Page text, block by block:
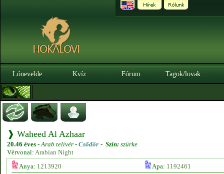
Lónevelde Kvíz Fórum Tagok/lovak
❱ Waheed Al Azhaar
20.46 éves -Arab telivér - Csődör - Szín: szürke
Vérvonal: Arabian Night
Anya: 1213920 Apa: 1192461